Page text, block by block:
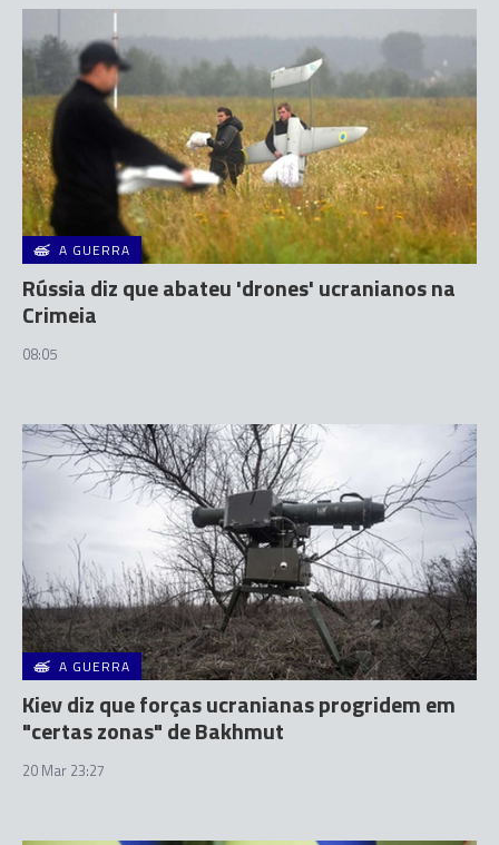
A GUERRA
Rússia diz que abateu 'drones' ucranianos na
Crimeia
08:05
A GUERRA
Kiev diz que forças ucranianas progridem em
"certas zonas" de Bakhmut
20 Mar 23:27